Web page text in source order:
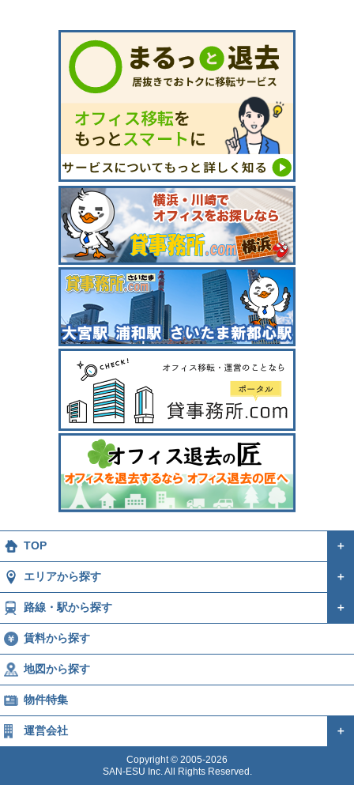
TOP ＋
エリアから探す ＋
路線・駅から探す ＋
賃料から探す
地図から探す
物件特集
運営会社 ＋
Copyright © 2005-2026
SAN-ESU Inc. All Rights Reserved.